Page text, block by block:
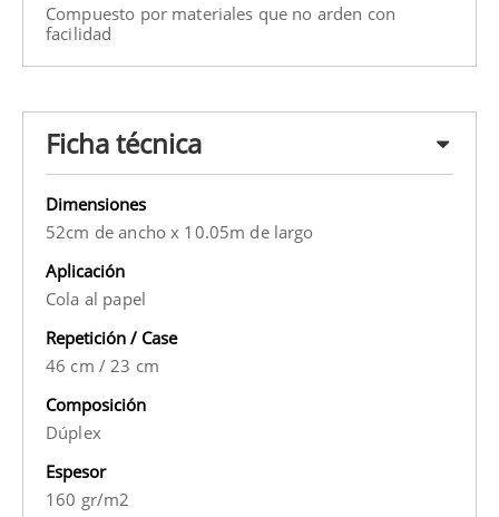
Compuesto por materiales que no arden con
facilidad
Ficha técnica
Dimensiones
52cm de ancho x 10.05m de largo
Aplicación
Cola al papel
Repetición / Case
46 cm / 23 cm
Composición
Dúplex
Espesor
160 gr/m2